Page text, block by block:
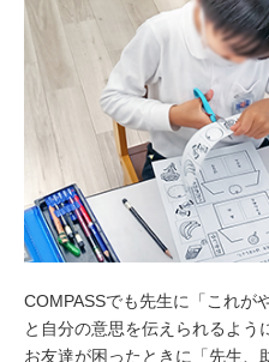
COMPASSでも先生に「これが
と自分の意思を伝えられるよう
お友達が困ったときに「先生、